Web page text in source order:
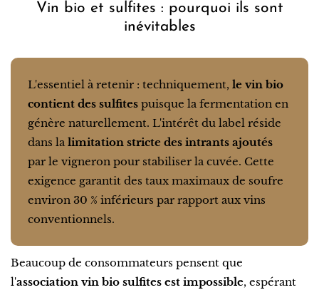
Vin bio et sulfites : pourquoi ils sont
inévitables
L'essentiel à retenir : techniquement, le vin bio
contient des sulfites puisque la fermentation en
génère naturellement. L'intérêt du label réside
dans la limitation stricte des intrants ajoutés
par le vigneron pour stabiliser la cuvée. Cette
exigence garantit des taux maximaux de soufre
environ 30 % inférieurs par rapport aux vins
conventionnels.
Beaucoup de consommateurs pensent que
l'association vin bio sulfites est impossible, espérant